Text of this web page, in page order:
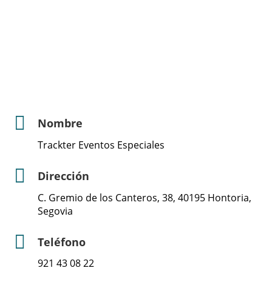
Nombre
Trackter Eventos Especiales
Dirección
C. Gremio de los Canteros, 38, 40195 Hontoria,
Segovia
Teléfono
921 43 08 22